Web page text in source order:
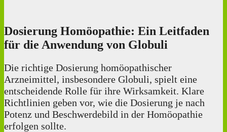
Dosierung Homöopathie: Ein Leitfaden
für die Anwendung von Globuli
Die richtige Dosierung homöopathischer
Arzneimittel, insbesondere Globuli, spielt eine
entscheidende Rolle für ihre Wirksamkeit. Klare
Richtlinien geben vor, wie die Dosierung je nach
Potenz und Beschwerdebild in der Homöopathie
erfolgen sollte.